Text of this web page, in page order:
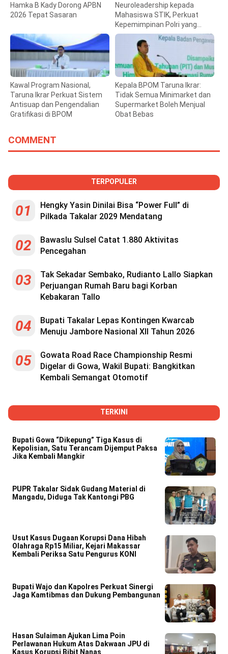
Hamka B Kady Dorong APBN
2026 Tepat Sasaran
Neuroleadership kepada
Mahasiswa STIK, Perkuat
Kepemimpinan Polri yang
Humanis
Kawal Program Nasional,
Taruna Ikrar Perkuat Sistem
Antisuap dan Pengendalian
Gratifikasi di BPOM
Kepala BPOM Taruna Ikrar:
Tidak Semua Minimarket dan
Supermarket Boleh Menjual
Obat Bebas
COMMENT
TERPOPULER
01
Hengky Yasin Dinilai Bisa “Power Full” di
Pilkada Takalar 2029 Mendatang
02
Bawaslu Sulsel Catat 1.880 Aktivitas
Pencegahan
03
Tak Sekadar Sembako, Rudianto Lallo Siapkan
Perjuangan Rumah Baru bagi Korban
Kebakaran Tallo
04
Bupati Takalar Lepas Kontingen Kwarcab
Menuju Jambore Nasional XII Tahun 2026
05
Gowata Road Race Championship Resmi
Digelar di Gowa, Wakil Bupati: Bangkitkan
Kembali Semangat Otomotif
TERKINI
Bupati Gowa “Dikepung” Tiga Kasus di
Kepolisian, Satu Terancam Dijemput Paksa
Jika Kembali Mangkir
PUPR Takalar Sidak Gudang Material di
Mangadu, Diduga Tak Kantongi PBG
Usut Kasus Dugaan Korupsi Dana Hibah
Olahraga Rp15 Miliar, Kejari Makassar
Kembali Periksa Satu Pengurus KONI
Bupati Wajo dan Kapolres Perkuat Sinergi
Jaga Kamtibmas dan Dukung Pembangunan
Hasan Sulaiman Ajukan Lima Poin
Perlawanan Hukum Atas Dakwaan JPU di
Kasus Korupsi Bibit Nanas